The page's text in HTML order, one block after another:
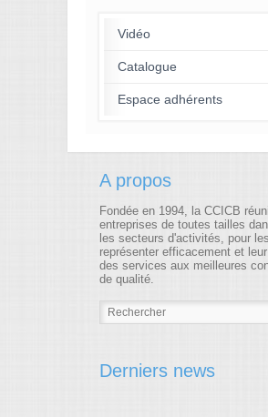
Vidéo
Catalogue
Espace adhérents
A propos
Fondée en 1994, la CCICB
entreprises de toutes tailles
les secteurs d'activités, pour les
représenter efficacement et
des services aux meilleures
de qualité.
Derniers news